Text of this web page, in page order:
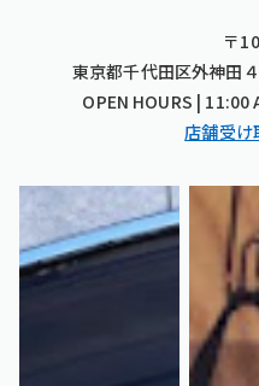
〒
東京都千代田区外神田
OPEN HOURS | 11:00
店舗受け